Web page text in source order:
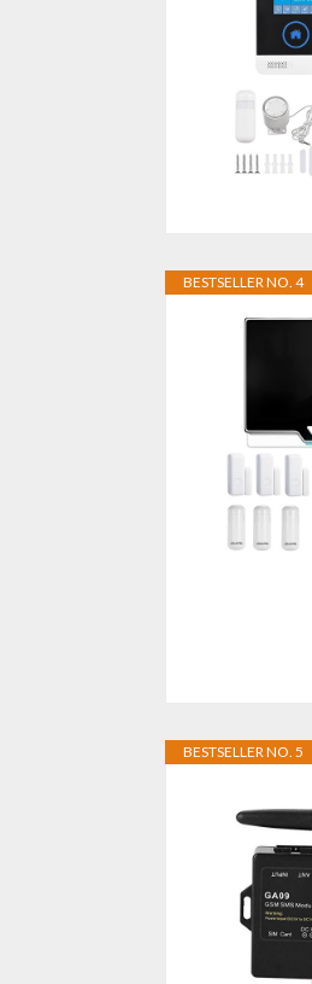
BESTSELLER NO. 4
BESTSELLER NO. 5